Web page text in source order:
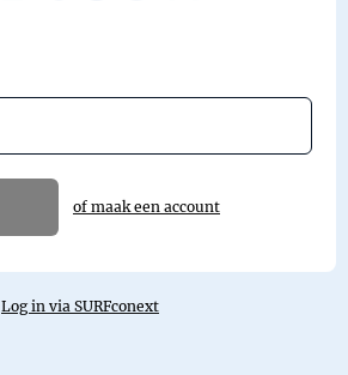
of maak een account
Log in via SURFconext